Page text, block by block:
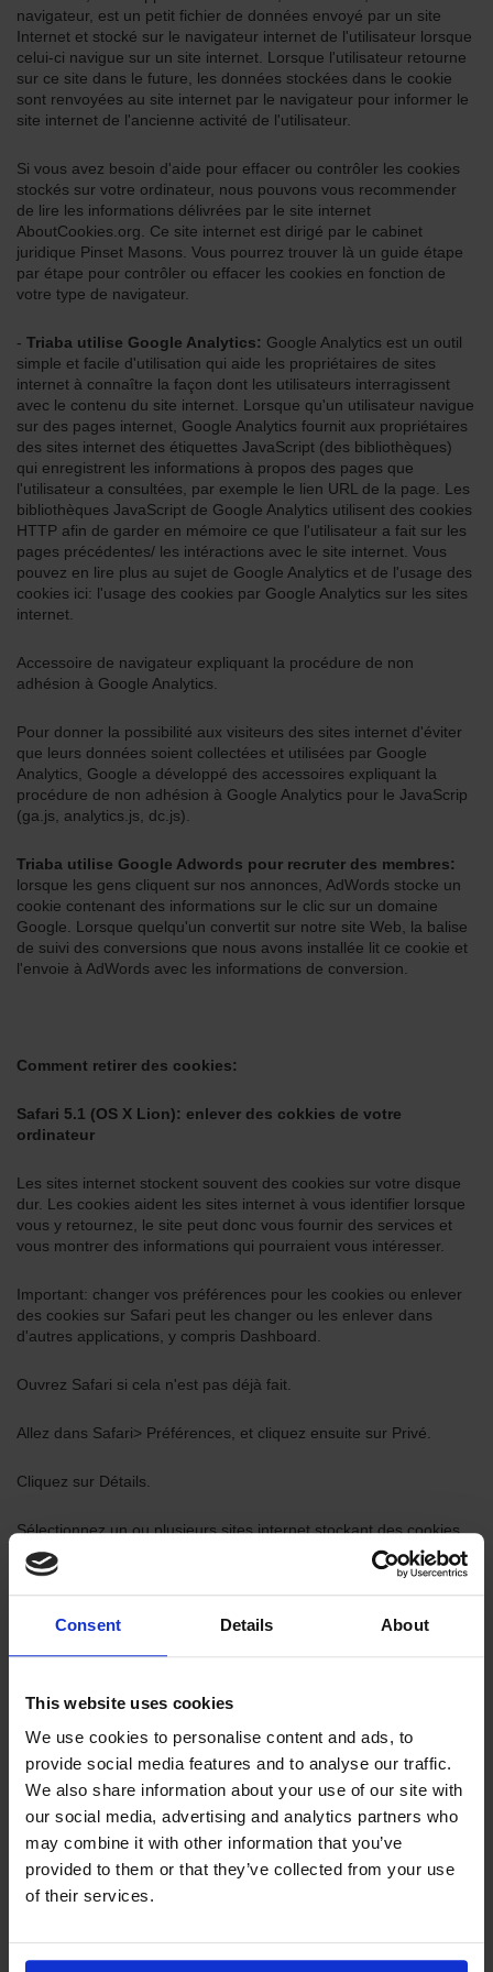
Consent Details About
This website uses cookies
We use cookies to personalise content and ads, to
provide social media features and to analyse our traffic.
We also share information about your use of our site with
our social media, advertising and analytics partners who
may combine it with other information that you’ve
provided to them or that they’ve collected from your use
of their services.
navigateur, est un petit fichier de données envoyé par un site
Internet et stocké sur le navigateur internet de l'utilisateur lorsque
celui-ci navigue sur un site internet. Lorsque l'utilisateur retourne
sur ce site dans le future, les données stockées dans le cookie
sont renvoyées au site internet par le navigateur pour informer le
site internet de l'ancienne activité de l'utilisateur.
Si vous avez besoin d'aide pour effacer ou contrôler les cookies
stockés sur votre ordinateur, nous pouvons vous recommender
de lire les informations délivrées par le site internet
AboutCookies.org. Ce site internet est dirigé par le cabinet
juridique Pinset Masons. Vous pourrez trouver là un guide étape
par étape pour contrôler ou effacer les cookies en fonction de
votre type de navigateur.
- Triaba utilise Google Analytics: Google Analytics est un outil
simple et facile d'utilisation qui aide les propriétaires de sites
internet à connaître la façon dont les utilisateurs interragissent
avec le contenu du site internet. Lorsque qu'un utilisateur navigue
sur des pages internet, Google Analytics fournit aux propriétaires
des sites internet des étiquettes JavaScript (des bibliothèques)
qui enregistrent les informations à propos des pages que
l'utilisateur a consultées, par exemple le lien URL de la page. Les
bibliothèques JavaScript de Google Analytics utilisent des cookies
HTTP afin de garder en mémoire ce que l'utilisateur a fait sur les
pages précédentes/ les intéractions avec le site internet. Vous
pouvez en lire plus au sujet de Google Analytics et de l'usage des
cookies ici: l'usage des cookies par Google Analytics sur les sites
internet.
Accessoire de navigateur expliquant la procédure de non
adhésion à Google Analytics.
Pour donner la possibilité aux visiteurs des sites internet d'éviter
que leurs données soient collectées et utilisées par Google
Analytics, Google a développé des accessoires expliquant la
procédure de non adhésion à Google Analytics pour le JavaScrip
(ga.js, analytics.js, dc.js).
Triaba utilise Google Adwords pour recruter des membres:
lorsque les gens cliquent sur nos annonces, AdWords stocke un
cookie contenant des informations sur le clic sur un domaine
Google. Lorsque quelqu'un convertit sur notre site Web, la balise
de suivi des conversions que nous avons installée lit ce cookie et
l'envoie à AdWords avec les informations de conversion.
Comment retirer des cookies:
Safari 5.1 (OS X Lion): enlever des cokkies de votre
ordinateur
Les sites internet stockent souvent des cookies sur votre disque
dur. Les cookies aident les sites internet à vous identifier lorsque
vous y retournez, le site peut donc vous fournir des services et
vous montrer des informations qui pourraient vous intéresser.
Important: changer vos préférences pour les cookies ou enlever
des cookies sur Safari peut les changer ou les enlever dans
d'autres applications, y compris Dashboard.
Ouvrez Safari si cela n'est pas déjà fait.
Allez dans Safari> Préférences, et cliquez ensuite sur Privé.
Cliquez sur Détails.
Sélectionnez un ou plusieurs sites internet stockant des cookies,
et cliquez ensuite sur Supprimer ou Tout Supprimer.
Quand vous avez fini de supprimer les sites internet, cliquez sur
Terminer.
ordinateur:
En haut de la fenêtre de Firefox, cliquez sur l'onglet de Firefox,
allez dans l'historique et sélectionnez Effacer l'historique récent...
Dans la barre de menu, cliquez sur l'historique et sélectionnez
Effacer l'historique récent... En haut de la fenêtre de Firefox,
cliquez sur l'historique et sélectionnez Effacer l'historique récent...
Cliquez sur la flèche à coté de Détails pour voir la liste des